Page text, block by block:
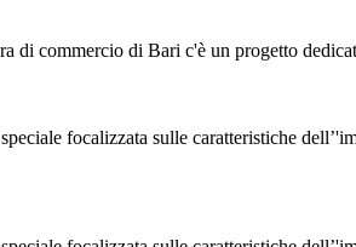
di commercio di Bari c'è un progetto
focalizzata sulle caratteristiche